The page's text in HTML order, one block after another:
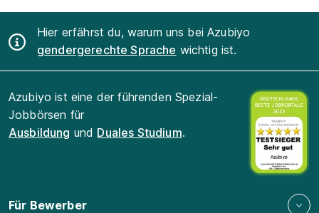
Hier erfährst du, warum uns bei Azubiyo
gendergerechte Sprache wichtig ist.
Azubiyo ist eine der führenden Spezial-
Jobbörsen für
Ausbildung und Duales Studium.
Für Bewerber